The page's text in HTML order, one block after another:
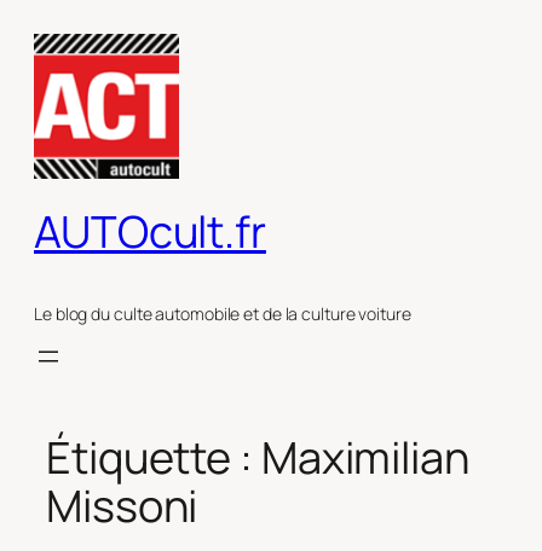
contenu
AUTOcult.fr
Le blog du culte automobile et de la culture voiture
Étiquette : Maximilian
Missoni